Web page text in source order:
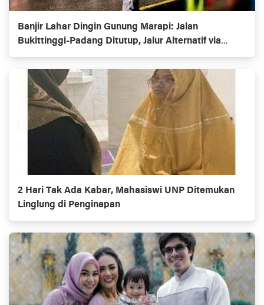
Banjir Lahar Dingin Gunung Marapi: Jalan
Bukittinggi-Padang Ditutup, Jalur Alternatif via
Batusangkar
2 Hari Tak Ada Kabar, Mahasiswi UNP Ditemukan
Linglung di Penginapan